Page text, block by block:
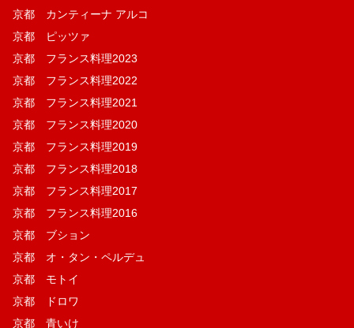
京都 カンティーナ アルコ
京都 ピッツァ
京都 フランス料理2023
京都 フランス料理2022
京都 フランス料理2021
京都 フランス料理2020
京都 フランス料理2019
京都 フランス料理2018
京都 フランス料理2017
京都 フランス料理2016
京都 ブション
京都 オ・タン・ペルデュ
京都 モトイ
京都 ドロワ
京都 青いけ